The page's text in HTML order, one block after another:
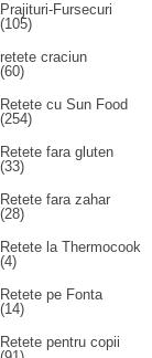
Prajituri-Fursecuri
(105)
retete craciun
(60)
Retete cu Sun Food
(254)
Retete fara gluten
(33)
Retete fara zahar
(28)
Retete la Thermocook
(4)
Retete pe Fonta
(14)
Retete pentru copii